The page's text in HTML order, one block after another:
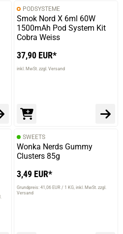
PODSYSTEME
Smok Nord X 6ml 60W
1500mAh Pod System Kit
Cobra Weiss
37,90 EUR*
inkl. MwSt. zzgl. Versand
SWEETS
Wonka Nerds Gummy
Clusters 85g
3,49 EUR*
Grundpreis: 41,06 EUR / 1 KG inkl. MwSt. zzgl.
Versand